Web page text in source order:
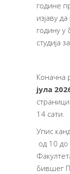
године
изјаву
годину у
студија
Коначна
јула 202
14 сати.
Упис
од 10 до
бившег